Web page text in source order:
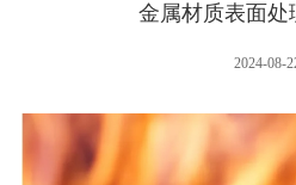
金属材质表面处
2024-08-